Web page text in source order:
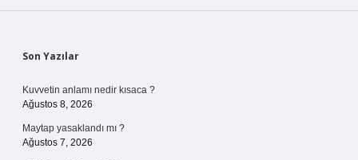
Sidebar
Son Yazılar
Kuvvetin anlamı nedir kısaca ?
Ağustos 8, 2026
Maytap yasaklandı mı ?
Ağustos 7, 2026